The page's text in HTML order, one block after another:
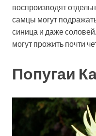
воспроизводят
самцы могут
синица и даже
могут прожить почти
Попугаи